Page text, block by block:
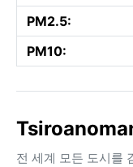
PM2.5:
PM10:
전 세계 모든 도시를